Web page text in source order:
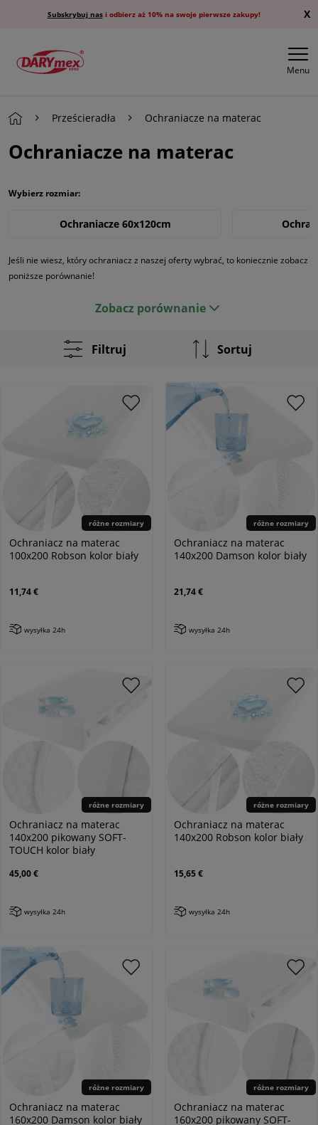
Subskrybuj nasi odbierz aż 10% na swoje pierwsze zakupy! X
Menu
Prześcieradła Ochraniacze na materac
Ochraniacze na materac
Wybierz rozmiar:
Ochraniacze 60x120cm
Jeśli nie wiesz, który ochraniacz z naszej oferty wybrać, to koniecznie zobacz
poniższe porównanie!
Zobacz porównanie
Filtruj Sortuj
różne rozmiary
Ochraniacz na materac
100x200 Robson kolor biały
11,74 €
wysyłka 24h
różne rozmiary
Ochraniacz na materac
140x200 Damson kolor biały
21,74 €
wysyłka 24h
różne rozmiary
Ochraniacz na materac
140x200 pikowany SOFT-
TOUCH kolor biały
45,00 €
wysyłka 24h
różne rozmiary
Ochraniacz na materac
140x200 Robson kolor biały
15,65 €
wysyłka 24h
różne rozmiary
Ochraniacz na materac
160x200 Damson kolor biały
różne rozmiary
Ochraniacz na materac
160x200 pikowany SOFT-